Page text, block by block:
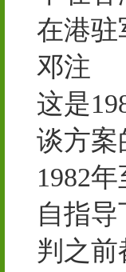
在港驻
邓注
这是
谈方案
1982
自指
判之